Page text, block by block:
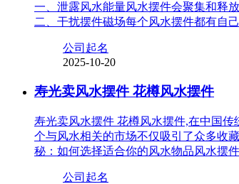
一、泄露风水能量风水摆件会聚集和释
二、干扰摆件磁场每个风水摆件都有自
公司起名
2025-10-20
寿光卖风水摆件 花樽风水摆件
寿光卖风水摆件 花樽风水摆件,在中国
个与风水相关的市场不仅吸引了众多收
秘：如何选择适合你的风水物品风水摆
公司起名